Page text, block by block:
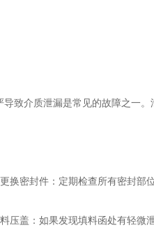
介质泄漏是常见的故障之一。
密封件：定期检查所有密封部位
盖：如果发现填料函处有轻微泄